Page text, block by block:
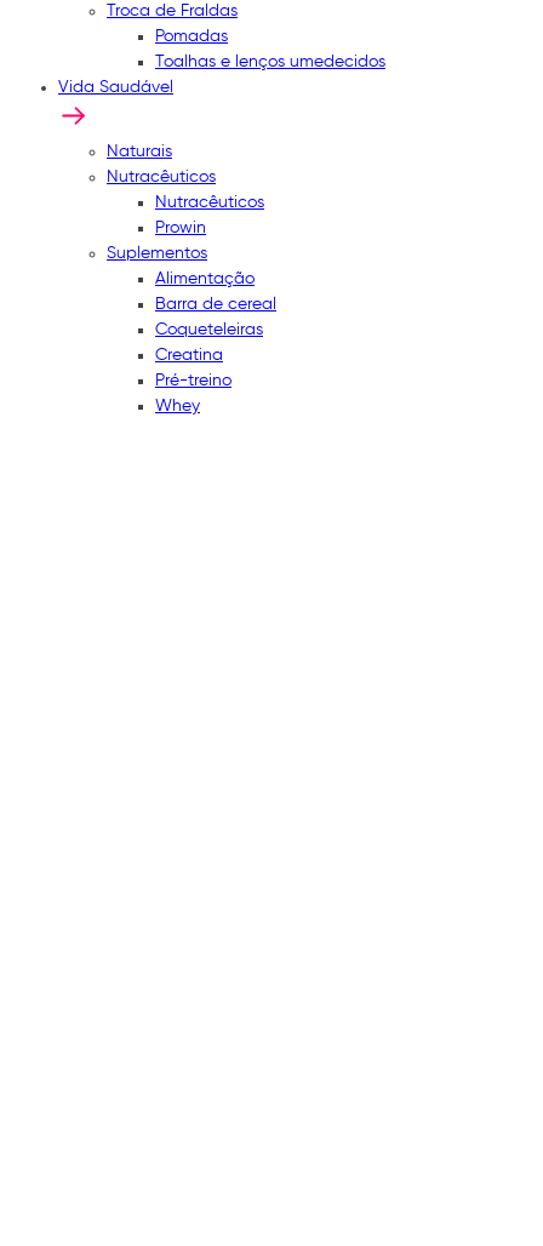
Troca de Fraldas
Pomadas
Toalhas e lenços umedecidos
Vida Saudável
Naturais
Nutracêuticos
Nutracêuticos
Prowin
Suplementos
Alimentação
Barra de cereal
Coqueteleiras
Creatina
Pré-treino
Whey